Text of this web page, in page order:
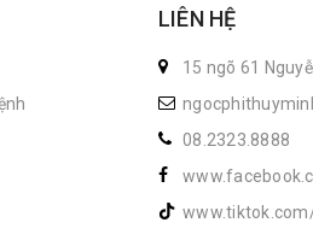
LIÊN HỆ
15 ngõ 61
08.2323.8888